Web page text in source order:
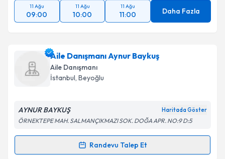
11 Ağu
09:00
11 Ağu
10:00
11 Ağu
11:00 Daha Fazla
Aile Danışmanı Aynur Baykuş
Aile Danışmanı
İstanbul, Beyoğlu
AYNUR BAYKUŞ Haritada Göster
ÖRNEKTEPE MAH. SALMANÇIKMAZI SOK. DOĞA APR. NO:9 D:5
Randevu Talep Et
Randevu Takvimi Talebi